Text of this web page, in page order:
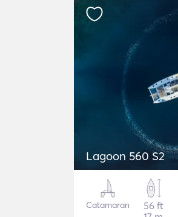
Lagoon 560 S2
Catamaran
56 ft